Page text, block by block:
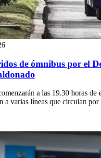
de ómnibus por el
a las 19.30 horas de
a varias líneas que circulan por